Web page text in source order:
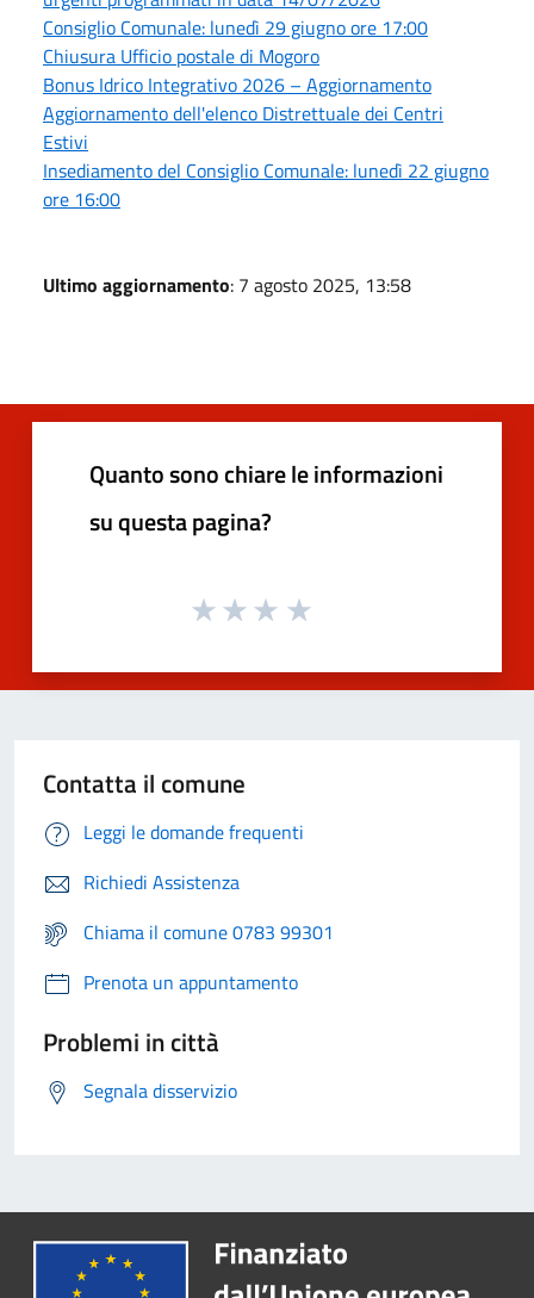
Consiglio Comunale: lunedì 29 giugno ore 17:00
Chiusura Ufficio postale di Mogoro
Bonus Idrico Integrativo 2026 – Aggiornamento
Aggiornamento dell'elenco Distrettuale dei Centri
Estivi
Insediamento del Consiglio Comunale: lunedì 22 giugno
ore 16:00
Ultimo aggiornamento: 7 agosto 2025, 13:58
Quanto sono chiare le informazioni
su questa pagina?
Contatta il comune
Leggi le domande frequenti
Richiedi Assistenza
Chiama il comune 0783 99301
Prenota un appuntamento
Problemi in città
Segnala disservizio